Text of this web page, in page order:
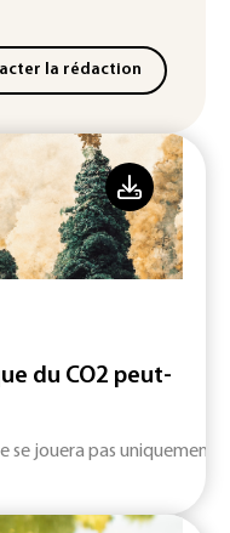
la rédaction
du CO2 peut-
se jouera pas uniquement